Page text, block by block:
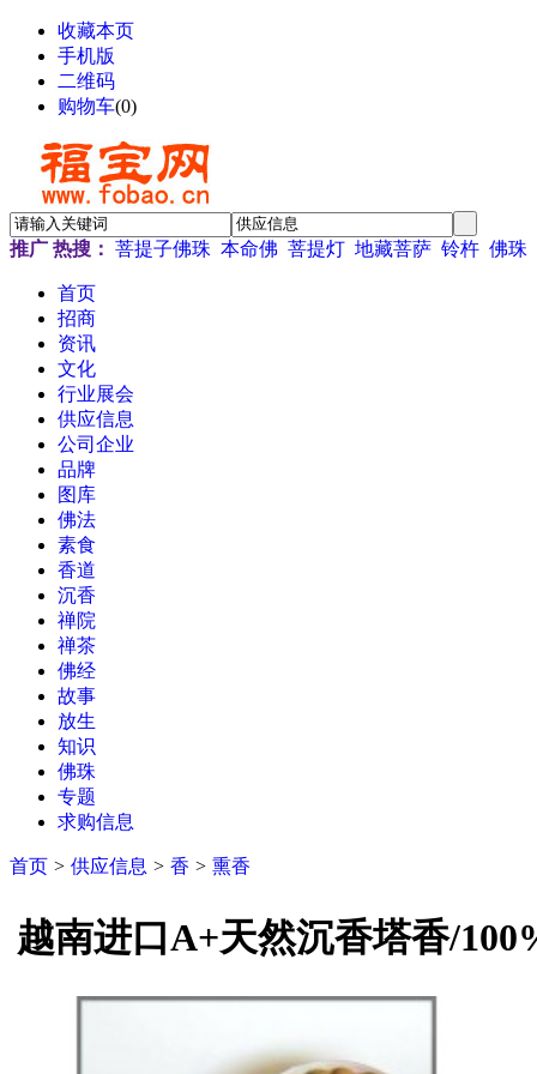
收藏本页
手机版
二维码
购物车(0)
推广 热搜： 菩提子佛珠 本命佛 菩提灯 地藏菩萨 铃杵 佛珠
首页
招商
资讯
文化
行业展会
供应信息
公司企业
品牌
图库
佛法
素食
香道
沉香
禅院
禅茶
佛经
故事
放生
知识
佛珠
专题
求购信息
首页 > 供应信息 > 香 > 熏香
越南进口A+天然沉香塔香/